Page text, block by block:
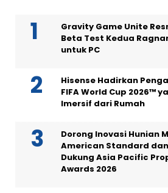
Gravity Game Unite
Beta Test Kedua
untuk PC
Hisense Hadirkan
FIFA World Cup 2026™
Imersif dari Rumah
Dorong Inovasi Hunian
American Standard dan
Dukung Asia Pacific
Awards 2026